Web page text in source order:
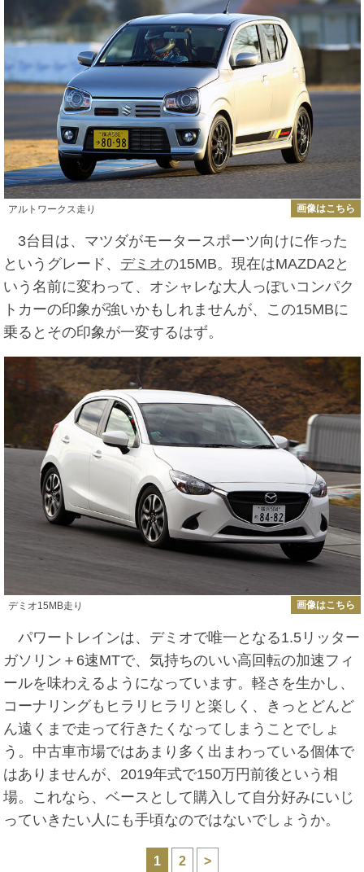
アルトワークス走り 画像はこちら
3台目は、マツダがモータースポーツ向けに作った
というグレード、 デミオの15MB。現在はMAZDA2と
いう名前に変わって、オシャレな大人っぽいコンパク
トカーの印象が強いかもしれませんが、この15MBに
乗るとその印象が一変するはず。
デミオ15MB走り 画像はこちら
パワートレインは、デミオで唯一となる1.5リッター
ガソリン＋6速MTで、気持ちのいい高回転の加速フィ
ールを味わえるようになっています。軽さを生かし、
コーナリングもヒラリヒラリと楽しく、きっとどんど
ん遠くまで走って行きたくなってしまうことでしょ
う。中古車市場ではあまり多く出まわっている個体で
はありませんが、2019年式で150万円前後という相
場。これなら、ベースとして購入して自分好みにいじ
っていきたい人にも手頃なのではないでしょうか。
1 2 >